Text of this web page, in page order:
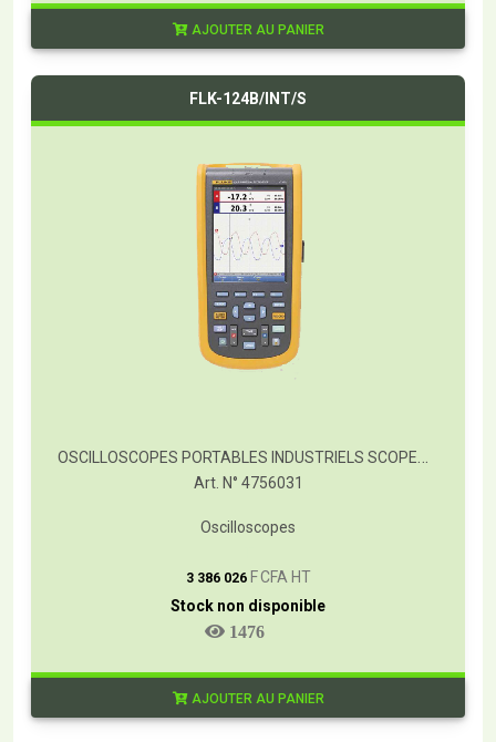
AJOUTER AU PANIER
FLK-124B/INT/S
OSCILLOSCOPES PORTABLES INDUSTRIELS SCOPEMETER® FLUKE SÉRIE 120B
Art. N° 4756031
Oscilloscopes
3 386 026 F CFA HT
Stock non disponible
1476
AJOUTER AU PANIER